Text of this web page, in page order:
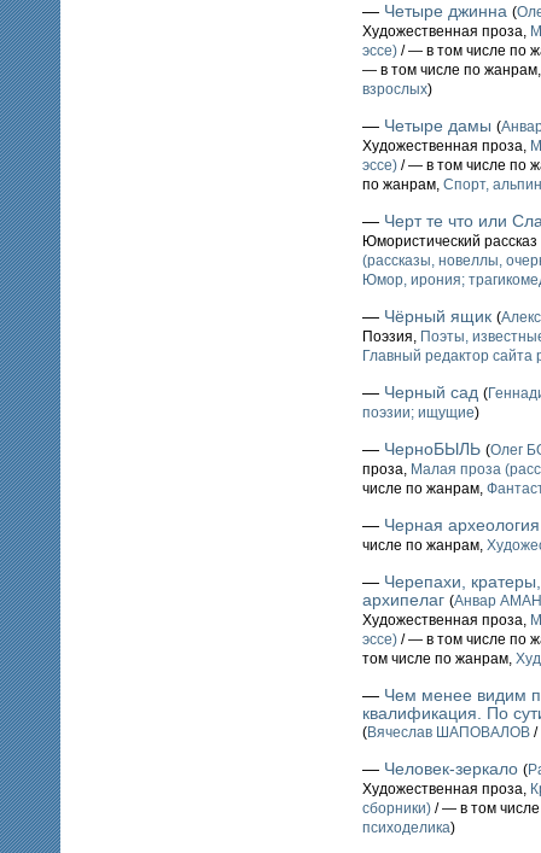
— Четыре джинна (
Художественная проза,
эссе) / — в том числе по
— в том числе по
взрослых)
— Четыре дамы (
Художественная проза,
эссе) / — в том числе по
по жанрам, Спорт,
— Черт те что или
Юмористический
(рассказы, новеллы,
Юмор, ирония;
— Чёрный ящик (
Поэзия, Поэты,
Главный редактор сайта
— Черный сад (
поэзии; ищущие)
— ЧерноБЫЛЬ (Олег
проза, Малая проза
числе по жанрам,
— Черная археология
числе по жанрам,
— Черепахи,
архипелаг (Анвар
Художественная проза,
эссе) / — в том числе по
том числе по жанрам,
— Чем менее видим
квалификация. По
(Вячеслав ШАПОВАЛОВ /
— Человек-зеркало (
Художественная проза,
сборники) / — в том
психоделика)